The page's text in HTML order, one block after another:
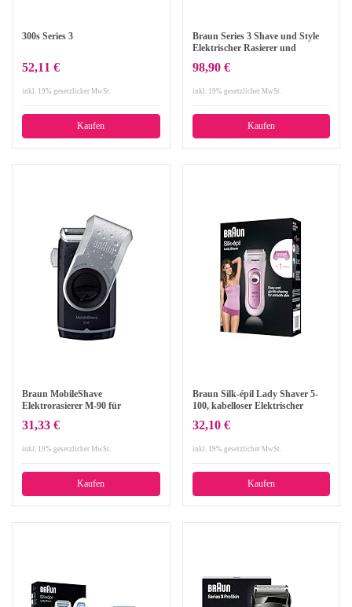
300s Series 3
52,11 €
inkl. 19% gesetzlicher MwSt.
Kaufen
Braun Series 3 Shave und Style
Elektrischer Rasierer und
98,90 €
inkl. 19% gesetzlicher MwSt.
Kaufen
Braun MobileShave
Elektrorasierer M-90 für
31,33 €
inkl. 19% gesetzlicher MwSt.
Kaufen
Braun Silk-épil Lady Shaver 5-
100, kabelloser Elektrischer
32,10 €
inkl. 19% gesetzlicher MwSt.
Kaufen